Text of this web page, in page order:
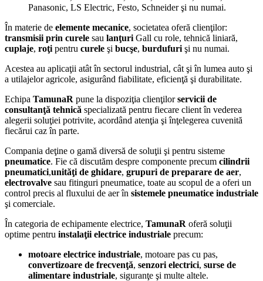
Panasonic, LS Electric, Festo, Schneider şi nu numai.
În materie de elemente mecanice, societatea oferă clienţilor:
transmisii prin curele sau lanţuri Gall cu role, tehnică liniară,
cuplaje, roţi pentru curele şi bucşe, burdufuri şi nu numai.
Acestea au aplicaţii atât în sectorul industrial, cât şi în lumea auto şi
a utilajelor agricole, asigurând fiabilitate, eficienţă şi durabilitate.
Echipa TamunaR pune la dispoziţia clienţilorservicii de
consultanţă tehnică specializată pentru fiecare client în vederea
alegerii soluţiei potrivite, acordând atenţia şi înţelegerea cuvenită
fiecărui caz în parte.
Compania deţine o gamă diversă de soluţii şi pentru sisteme
pneumatice. Fie că discutăm despre componente precum cilindrii
pneumatici,unităţi de ghidare, grupuri de preparare de aer,
electrovalve sau fitinguri pneumatice, toate au scopul de a oferi un
control precis al fluxului de aer în sistemele pneumatice industriale
şi comerciale.
În categoria de echipamente electrice, TamunaR oferă soluţii
optime pentru instalaţii electrice industriale precum:
motoare electrice industriale, motoare pas cu pas,
convertizoare de frecvenţă, senzori electrici, surse de
alimentare industriale, siguranţe şi multe altele.